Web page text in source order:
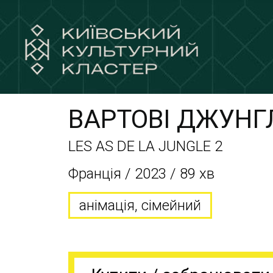
ВАРТОВІ
LES AS DE LA JUNGLE 2
Франція / 2023 / 89 хв
анімація, сімейний